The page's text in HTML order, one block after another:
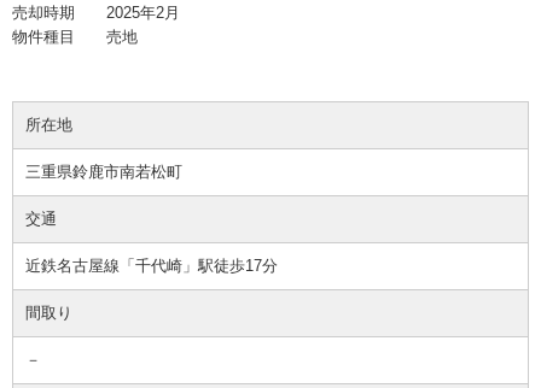
売却時期 2025年2月
物件種目 売地
所在地
三重県鈴鹿市南若松町
交通
近鉄名古屋線「千代崎」駅徒歩17分
間取り
－